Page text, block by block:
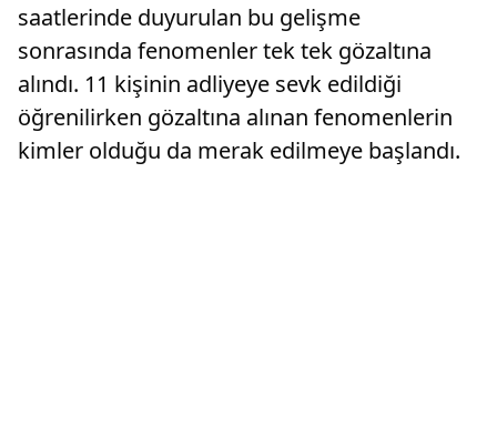
saatlerinde duyurulan bu gelişme
sonrasında fenomenler tek tek gözaltına
alındı. 11 kişinin adliyeye sevk edildiği
öğrenilirken gözaltına alınan fenomenlerin
kimler olduğu da merak edilmeye başlandı.